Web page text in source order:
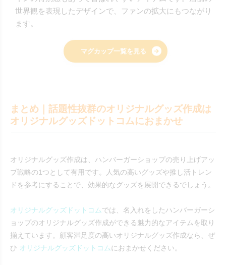
世界観を表現したデザインで、ファンの拡大にもつながり
ます。
マグカップ一覧を見る
まとめ｜話題性抜群のオリジナルグッズ作成は
オリジナルグッズドットコムにおまかせ
オリジナルグッズ作成は、ハンバーガーショップの売り上げアッ
プ戦略の1つとして有用です。人気の高いグッズや推し活トレン
ドを参考にすることで、効果的なグッズを展開できるでしょう。
オリジナルグッズドットコムでは、名入れをしたハンバーガーシ
ョップのオリジナルグッズ作成ができる魅力的なアイテムを取り
揃えています。顧客満足度の高いオリジナルグッズ作成なら、ぜ
ひ オリジナルグッズドットコムにおまかせください。